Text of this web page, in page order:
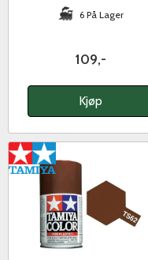
6 På Lager
109,-
Kjøp